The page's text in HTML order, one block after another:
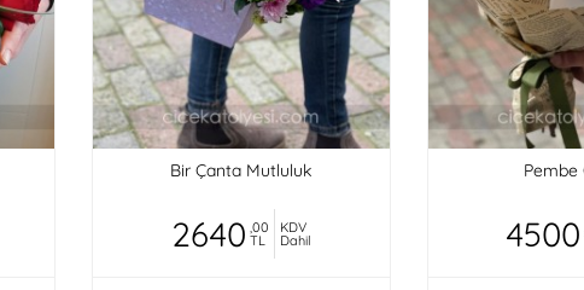
Bir Çanta Mutluluk
2640 ,00
TL
KDV
Dahil
Pembe
4500